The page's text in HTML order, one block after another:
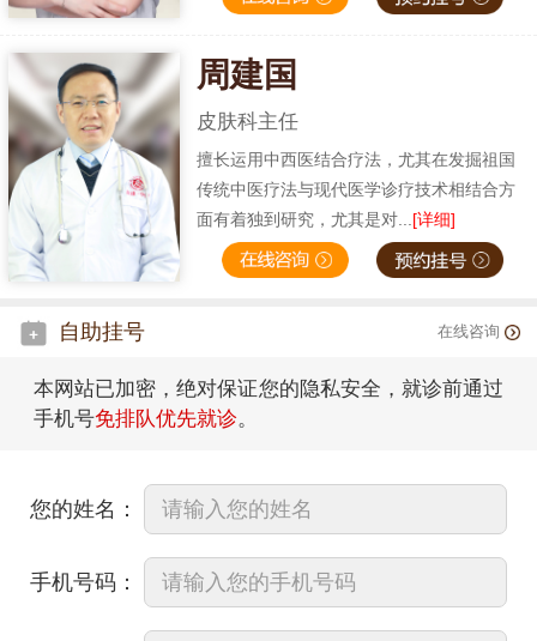
周建国
皮肤科主任
擅长运用中西医结合疗法，尤其在发掘祖国
传统中医疗法与现代医学诊疗技术相结合方
面有着独到研究，尤其是对...[详细]
自助挂号 在线咨询
本网站已加密，绝对保证您的隐私安全，就诊前通过
手机号免排队优先就诊。
您的姓名：
手机号码：